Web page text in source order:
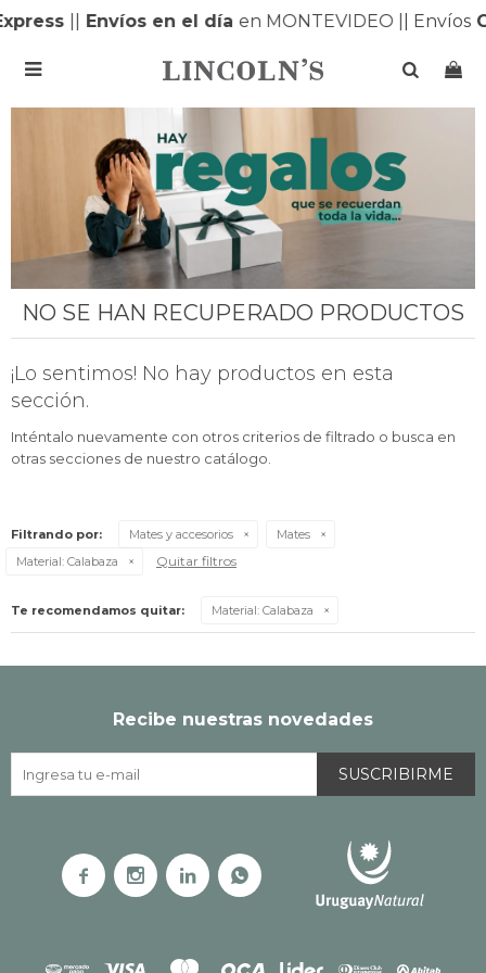
Envíos en el día en MONTEVIDEO | | Envíos

NO SE HAN RECUPERADO PRODUCTOS
¡Lo sentimos! No hay productos en esta
sección.
Inténtalo nuevamente con otros criterios de filtrado o busca en
otras secciones de nuestro catálogo.
Filtrando por: Mates y accesorios
Mates
Material: Calabaza Quitar filtros
Te recomendamos quitar: Material: Calabaza
Recibe nuestras novedades
SUSCRIBIRME
   